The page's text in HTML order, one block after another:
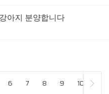
아지 분양합니다
6 7 8 9 10 ...